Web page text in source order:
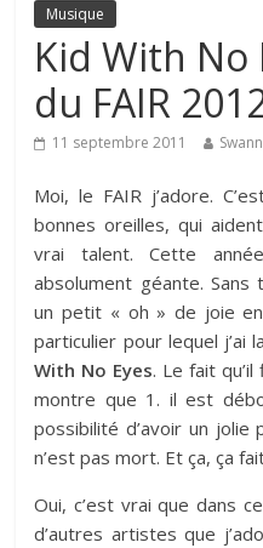
Musique
Kid With No
du FAIR
11 septembre 2011 Swann
Moi, le FAIR j’adore.
bonnes oreilles, qui
vrai talent. Cette
absolument géante. Sans
un petit « oh » de joie
particulier pour lequel j’ai
With No Eyes. Le fait
montre que 1. il est
possibilité d’avoir un
n’est pas mort. Et ça, ça
Oui, c’est vrai que dans
d’autres artistes que